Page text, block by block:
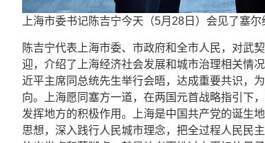
上海市委书记陈吉宁今天（5月28日）会见了塞尔
陈吉宁代表上海市委、市政府和全市人民，对武
迎，介绍了上海经济社会发展和城市治理相关情
近平主席同总统先生举行会晤，达成重要共识，
向。上海愿同塞方一道，在两国元首战略指引下
发挥地方的积极作用。上海是中国共产党的诞生
思想，深入践行人民城市理念，把全过程人民民